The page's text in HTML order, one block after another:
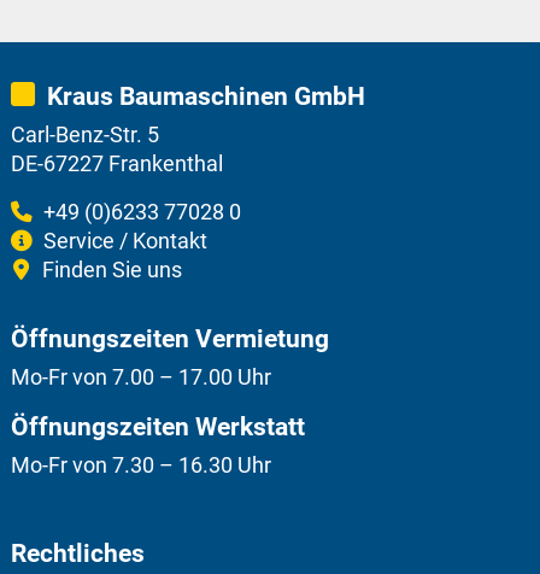
Kraus Baumaschinen GmbH
Carl-Benz-Str. 5
DE-67227 Frankenthal
+49 (0)6233 77028 0
Service / Kontakt
Finden Sie uns
Öffnungszeiten Vermietung
Mo-Fr von 7.00 – 17.00 Uhr
Öffnungszeiten Werkstatt
Mo-Fr von 7.30 – 16.30 Uhr
Rechtliches